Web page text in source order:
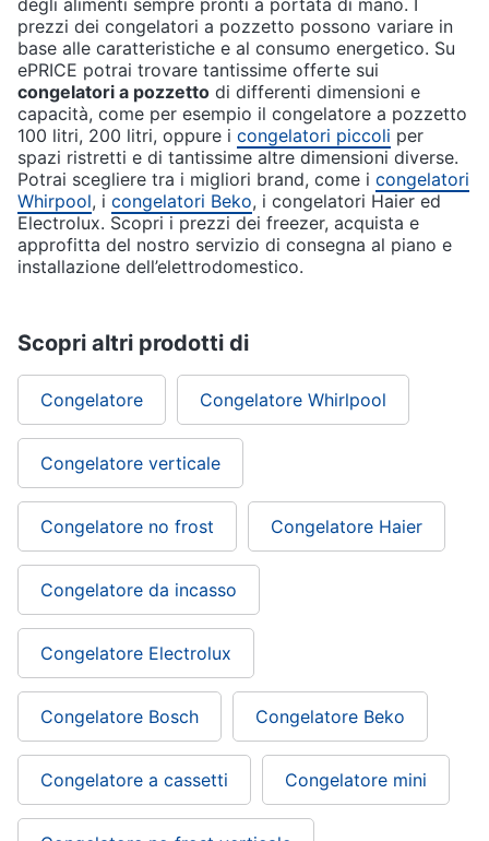
prezzi dei congelatori a pozzetto possono variare in
base alle caratteristiche e al consumo energetico. Su
ePRICE potrai trovare tantissime offerte sui
congelatori a pozzetto di differenti dimensioni e
capacità, come per esempio il congelatore a pozzetto
100 litri, 200 litri, oppure i congelatori piccoli per
spazi ristretti e di tantissime altre dimensioni diverse.
Potrai scegliere tra i migliori brand, come i congelatori
Whirpool, i congelatori Beko, i congelatori Haier ed
Electrolux. Scopri i prezzi dei freezer, acquista e
approfitta del nostro servizio di consegna al piano e
installazione dell’elettrodomestico.
Scopri altri prodotti di
Congelatore Congelatore Whirlpool
Congelatore verticale
Congelatore no frost Congelatore Haier
Congelatore da incasso
Congelatore Electrolux
Congelatore Bosch Congelatore Beko
Congelatore a cassetti Congelatore mini